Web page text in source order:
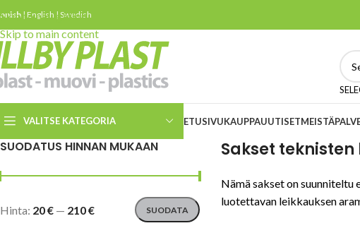
Skip to navigation
Skip to main content
| English | Swedish
VALITSE KATEGORIA
Slice keraamiset
ETUSIVUKAUPPAUUTISETMEISTÄ
SUODATUS HINNAN MUKAAN
SUODATA
Hinta: 20 € — 210 €
Sakset
Nämä sakset on
luotettavan leikkauksen